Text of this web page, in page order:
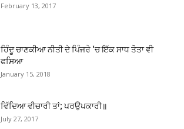
February 13, 2017
ਹਿੰਦੂ ਚਾਣਕੀਆ ਨੀਤੀ ਦੇ ਪਿੰਜਰੇ ‘ਚ ਇੱਕ ਸਾਧ ਤੋਤਾ ਵੀ
ਫਸਿਆ
January 15, 2018
ਵਿੱਦਿਆ ਵੀਚਾਰੀ ਤਾਂ; ਪਰਉਪਕਾਰੀ॥
July 27, 2017